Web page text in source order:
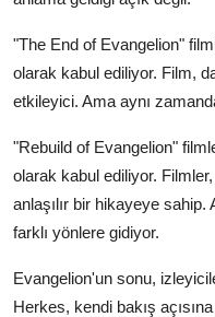
"The End of Evangelion"
olarak kabul ediliyor. Film,
etkileyici. Ama aynı
"Rebuild of Evangelion"
olarak kabul ediliyor.
anlaşılır bir hikayeye
farklı yönlere gidiyor.
Evangelion'un sonu,
Herkes, kendi bakış